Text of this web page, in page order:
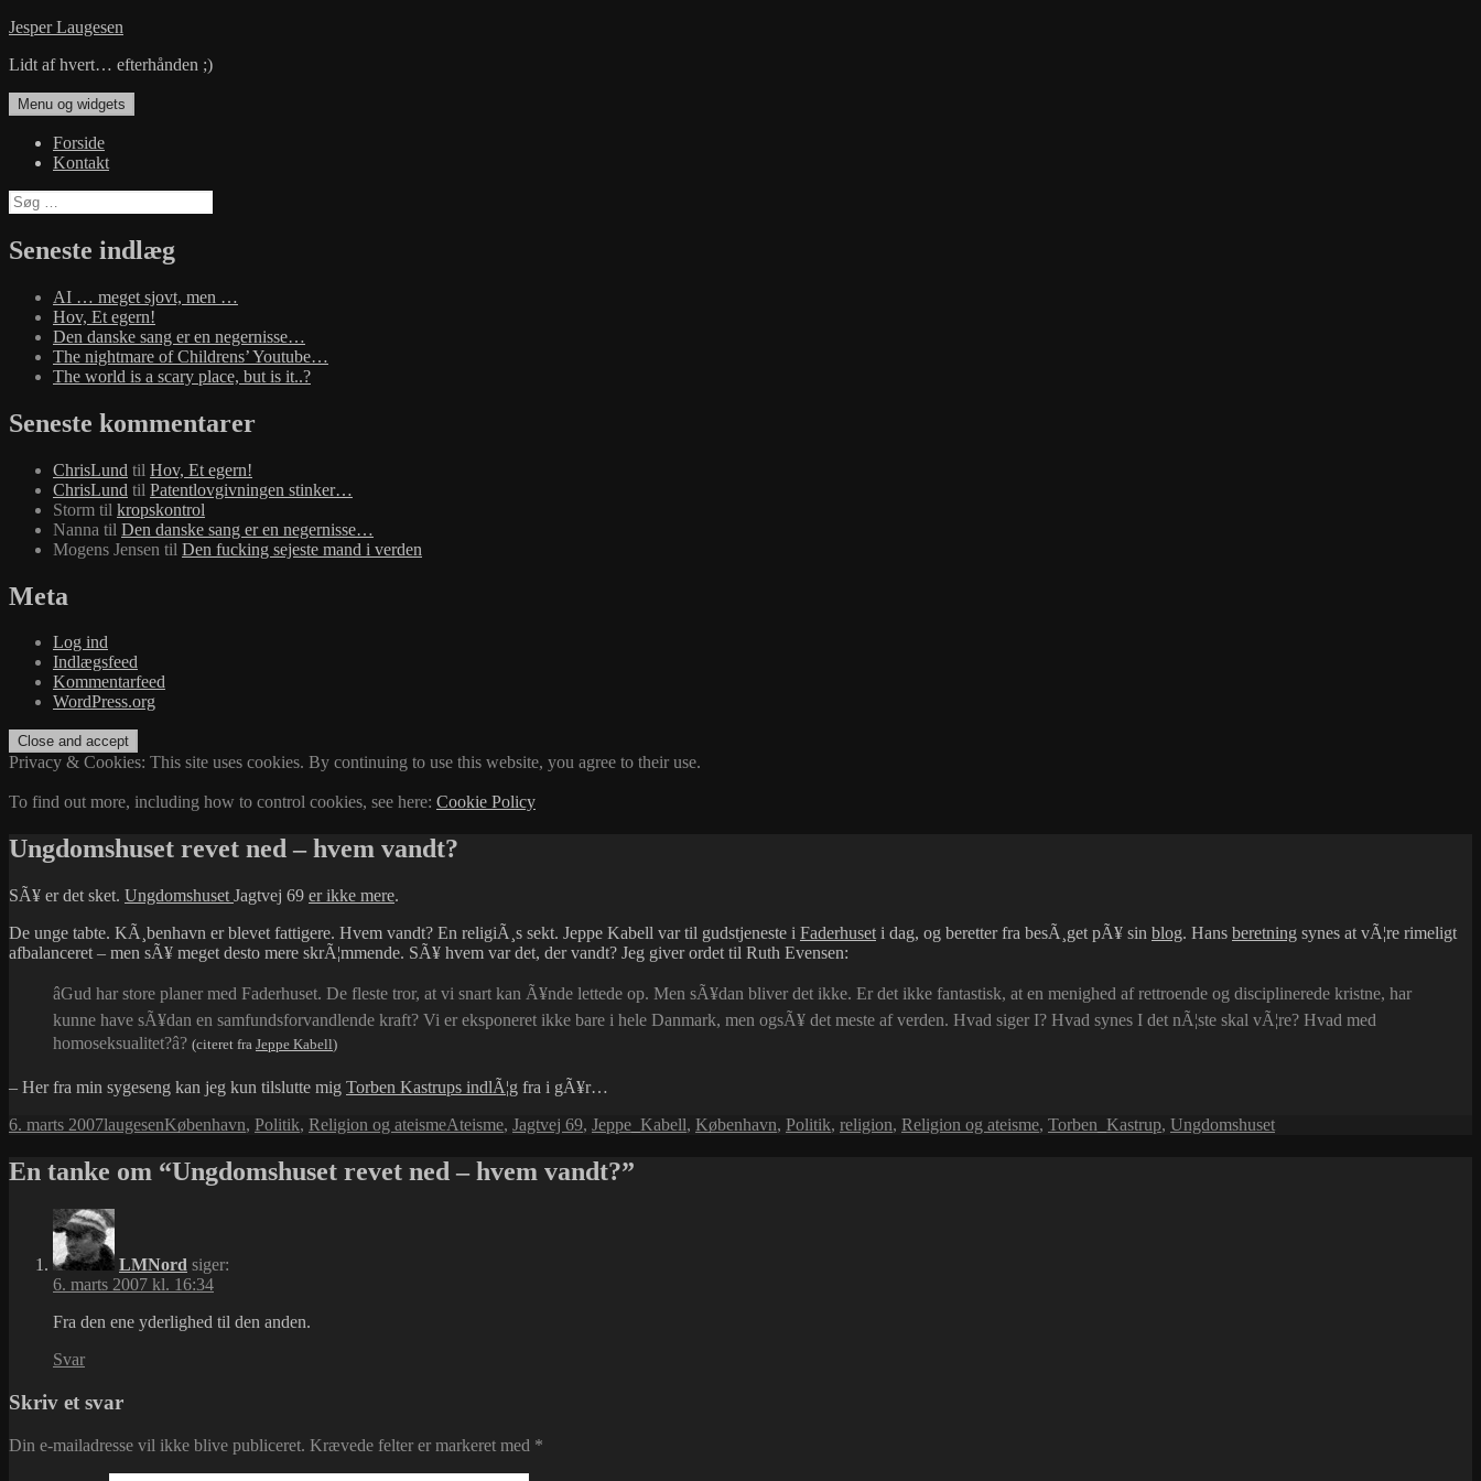
Hop
indhold
Jesper Laugesen
Lidt af hvert… efterhånden ;)
Menu og widgets
Forside
Kontakt
Søg
efter:
Seneste indlæg
AI … meget sjovt, men …
Hov, Et egern!
Den danske sang er en negernisse…
The nightmare of Childrens’ Youtube…
The world is a scary place, but is it..?
Seneste kommentarer
ChrisLund til Hov, Et egern!
ChrisLund til Patentlovgivningen stinker…
Storm til kropskontrol
Nanna til Den danske sang er en negernisse…
Mogens Jensen til Den fucking sejeste mand i verden
Meta
Log ind
Indlægsfeed
Kommentarfeed
WordPress.org
Privacy & Cookies: This site uses cookies. By continuing to use this website, you agree to their use.
To find out more, including how to control cookies, see here: Cookie Policy
Ungdomshuset revet ned – hvem vandt?
SÃ¥ er det sket. Ungdomshuset Jagtvej 69 er ikke mere.
De unge tabte. KÃ¸benhavn er blevet fattigere. Hvem vandt? En religiÃ¸s sekt. Jeppe Kabell var til gudstjeneste i Faderhuset i dag, og beretter fra besÃ¸get pÃ¥ sin blog. Hans beretning synes at vÃ¦re rimeligt
afbalanceret – men sÃ¥ meget desto mere skrÃ¦mmende. SÃ¥ hvem var det, der vandt? Jeg giver ordet til Ruth Evensen:
âGud har store planer med Faderhuset. De fleste tror, at vi snart kan Ã¥nde lettede op. Men sÃ¥dan bliver det ikke. Er det ikke fantastisk, at en menighed af rettroende og disciplinerede kristne, har
kunne have sÃ¥dan en samfundsforvandlende kraft? Vi er eksponeret ikke bare i hele Danmark, men ogsÃ¥ det meste af verden. Hvad siger I? Hvad synes I det nÃ¦ste skal vÃ¦re? Hvad med
homoseksualitet?â? (citeret fra Jeppe Kabell)
– Her fra min sygeseng kan jeg kun tilslutte mig Torben Kastrups indlÃ¦g fra i gÃ¥r…
Udgivet
6. marts 2007Forfatter
laugesenKategorier
København, Politik, Religion og ateismeTags
Ateisme, Jagtvej 69, Jeppe_Kabell, København, Politik, religion, Religion og ateisme, Torben_Kastrup, Ungdomshuset
En tanke om “Ungdomshuset revet ned – hvem vandt?”
LMNord siger:
6. marts 2007 kl. 16:34
Fra den ene yderlighed til den anden.
Svar
Skriv et svar
Din e-mailadresse vil ikke blive publiceret. Krævede felter er markeret med *